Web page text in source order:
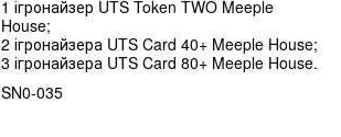
1 ігронайзер UTS Token TWO Meeple
House;
2 ігронайзера UTS Card 40+ Meeple House;
3 ігронайзера UTS Card 80+ Meeple House.
SN0-035